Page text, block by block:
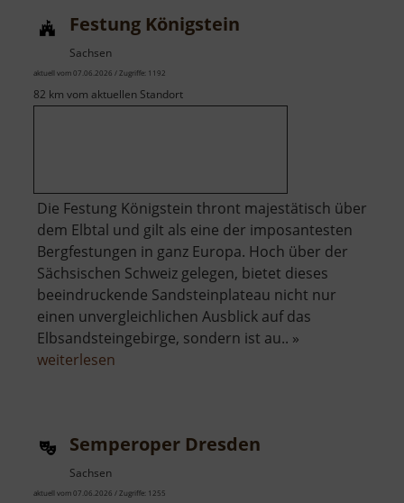
Festung Königstein
Sachsen
aktuell vom 07.06.2026 / Zugriffe: 1192
82 km vom aktuellen Standort
Die Festung Königstein thront majestätisch über
dem Elbtal und gilt als eine der imposantesten
Bergfestungen in ganz Europa. Hoch über der
Sächsischen Schweiz gelegen, bietet dieses
beeindruckende Sandsteinplateau nicht nur
einen unvergleichlichen Ausblick auf das
Elbsandsteingebirge, sondern ist au.. »
weiterlesen
Semperoper Dresden
Sachsen
aktuell vom 07.06.2026 / Zugriffe: 1255